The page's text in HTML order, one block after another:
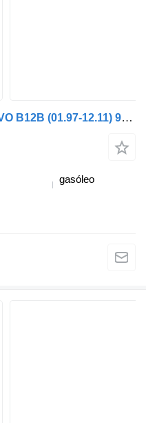
Filtro secador HALDEX, VOLVO B12B (01.97-12.11) 93097 92049 para autocarro Volvo B6, B7, B9, B10, B12 bus (1978-2011)
gasóleo